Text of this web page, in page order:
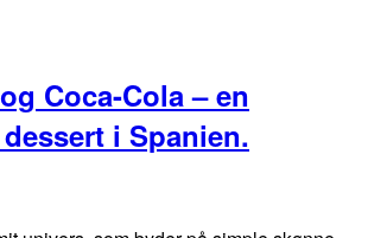
Coca-Cola – en
i Spanien.